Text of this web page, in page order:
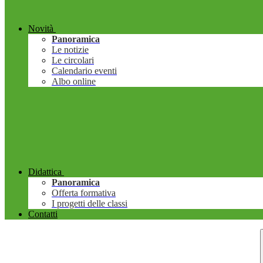
Novità
Panoramica
Le notizie
Le circolari
Calendario eventi
Albo online
Didattica
Panoramica
Offerta formativa
I progetti delle classi
Contatti